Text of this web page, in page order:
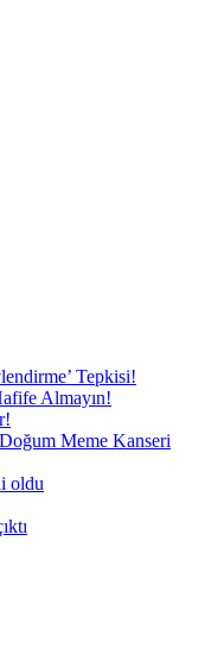
Tepkisi!
Almayın!
Meme Kanseri
oldu